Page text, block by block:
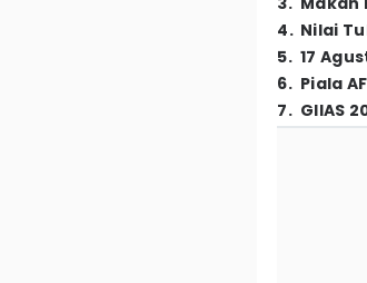
4. Nilai
5. 17
6. Piala
7. GIIAS